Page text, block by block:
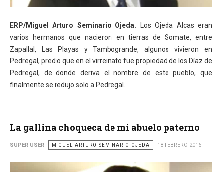
ERP/Miguel Arturo Seminario Ojeda. Los Ojeda Alcas eran
varios hermanos que nacieron en tierras de Somate, entre
Zapallal, Las Playas y Tambogrande, algunos vivieron en
Pedregal, predio que en el virreinato fue propiedad de los Díaz de
Pedregal, de donde deriva el nombre de este pueblo, que
finalmente se redujo solo a Pedregal.
La gallina choqueca de mi abuelo paterno
SUPER USER MIGUEL ARTURO SEMINARIO OJEDA 18 FEBRERO 2016